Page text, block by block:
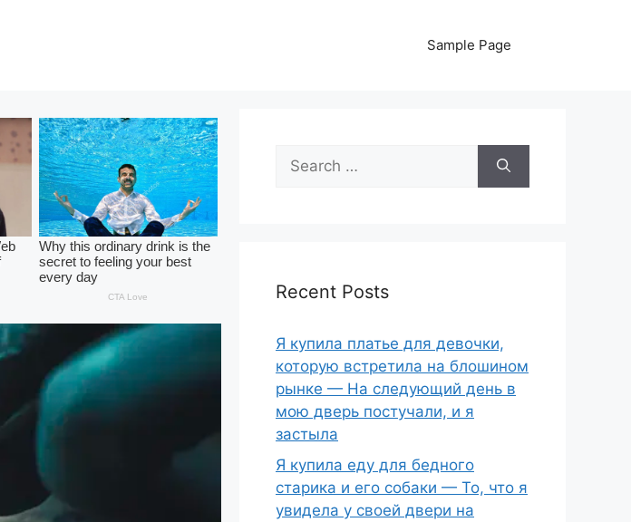
Sample Page
Search
for:
Recent Posts
Я купила платье для девочки,
которую встретила на блошином
рынке — На следующий день в
мою дверь постучали, и я
застыла
Я купила еду для бедного
старика и его собаки — То, что я
увидела у своей двери на